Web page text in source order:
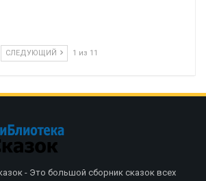
СЛЕДУЮЩИЙ 1 из 11
- Это большой сборник сказок всех